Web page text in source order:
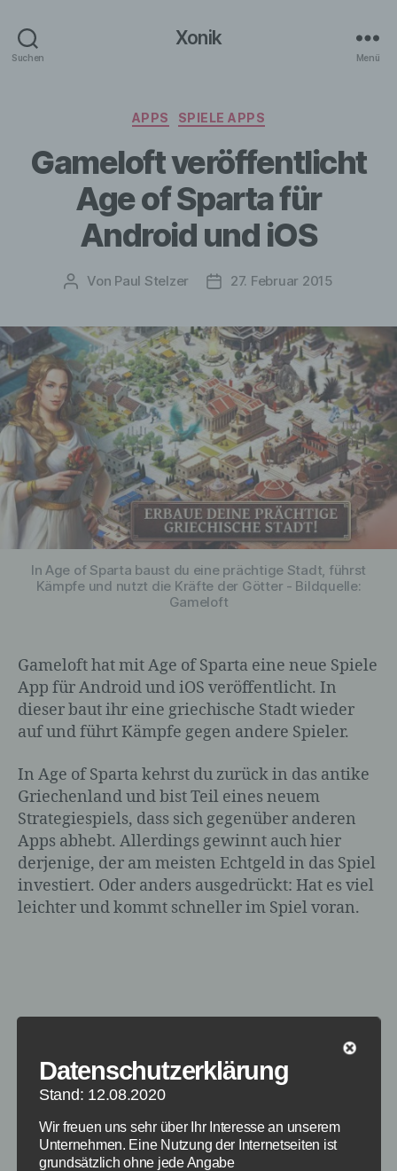
Suchen
Xonik
Menü
Kategorien
APPS SPIELE APPS
Gameloft veröffentlicht
Age of Sparta für
Android und iOS
Beitragsautor
Von Paul Stelzer Veröffentlichungsdatum
27. Februar 2015
In Age of Sparta baust du eine prächtige Stadt, führst
Kämpfe und nutzt die Kräfte der Götter - Bildquelle:
Gameloft
Gameloft hat mit Age of Sparta eine neue Spiele
App für Android und iOS veröffentlicht. In
dieser baut ihr eine griechische Stadt wieder
auf und führt Kämpfe gegen andere Spieler.
In Age of Sparta kehrst du zurück in das antike
Griechenland und bist Teil eines neuem
Strategiespiels, dass sich gegenüber anderen
Apps abhebt. Allerdings gewinnt auch hier
derjenige, der am meisten Echtgeld in das Spiel
investiert. Oder anders ausgedrückt: Hat es viel
leichter und kommt schneller im Spiel voran.
Datenschutzerklärung
Stand: 12.08.2020
Wir freuen uns sehr über Ihr Interesse an unserem
Unternehmen. Eine Nutzung der Internetseiten ist
grundsätzlich ohne jede Angabe